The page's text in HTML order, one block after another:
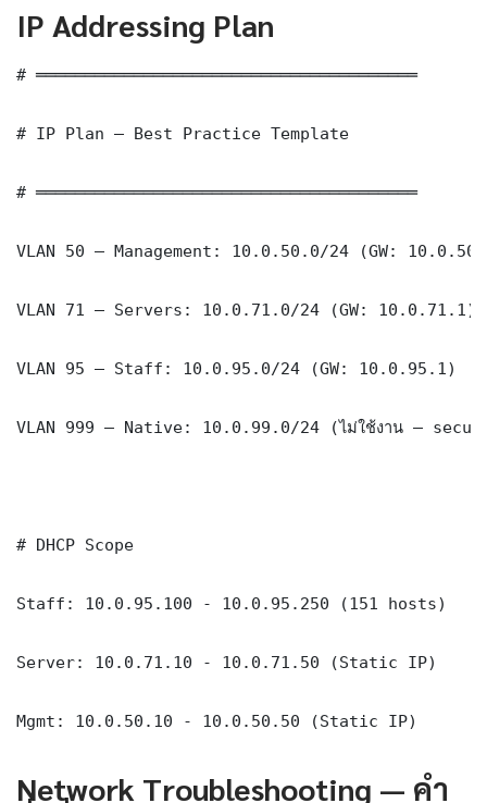
IP Addressing Plan
# ═══════════════════════════════════════
# IP Plan — Best Practice Template
# ═══════════════════════════════════════
VLAN 50 — Management: 10.0.50.0/24 (GW:
VLAN 71 — Servers: 10.0.71.0/24 (GW: 10.0.71.1)
VLAN 95 — Staff: 10.0.95.0/24 (GW: 10.0.95.1)
VLAN 999 — Native: 10.0.99.0/24 (ไม่ใช้งาน —
# DHCP Scope
Staff: 10.0.95.100 - 10.0.95.250 (151 hosts)
Server: 10.0.71.10 - 10.0.71.50 (Static IP)
Mgmt: 10.0.50.10 - 10.0.50.50 (Static IP)
Network Troubleshooting — คำ